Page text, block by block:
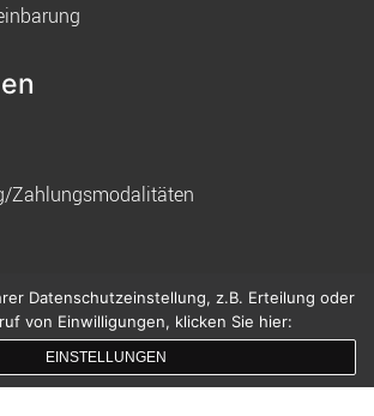
Zahlungsmodalitäten
© 2021 FIM
gemacht mit von innDesign
Datenschutzeinstellung, z.B. Erteilung oder
von Einwilligungen, klicken Sie hier:
EINSTELLUNGEN